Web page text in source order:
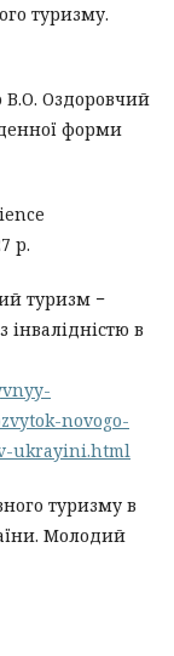
туризму.
В.О. Оздоровчий
форми
p.
туризм −
інвалідністю в
novogo-
ukrayini.html
туризму в
Молодий